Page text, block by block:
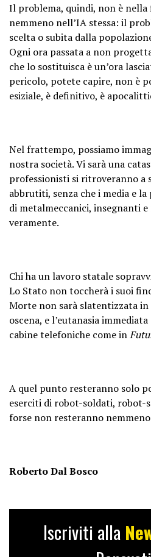
Il problema, quindi, non è nella
nemmeno nell’IA stessa: il
scelta o subita dalla
Ogni ora passata a non
che lo sostituisca è un’ora
pericolo, potete capire, non è
esiziale, è definitivo, è
Nel frattempo, possiamo
nostra società. Vi sarà una
professionisti si ritroveranno a
abbrutiti, senza che i media e
di metalmeccanici, insegnanti
veramente.
Chi ha un lavoro statale
Lo Stato non toccherà i suoi
Morte non sarà slatentizzata
oscena, e l’eutanasia
cabine telefoniche come in
A quel punto resteranno solo
eserciti di robot-soldati, robot-
forse non resteranno
Roberto Dal Bosco
Iscriviti alla